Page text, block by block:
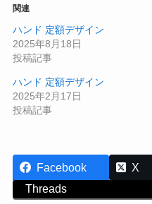
関連
ハンド 定額デザイン
2025年8月18日
投稿記事
ハンド 定額デザイン
2025年2月17日
投稿記事
Facebook X
Threads